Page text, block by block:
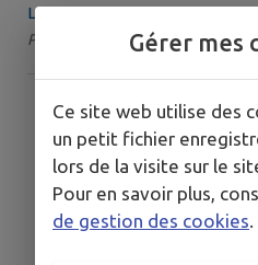
Lapoutroie
Par : ASCL - Festi'LAP | Catégorie
Gérer mes
Ce site web utilise des
un petit fichier
lors de la visite sur le
Pour en savoir plus,
de gestion des cookies.